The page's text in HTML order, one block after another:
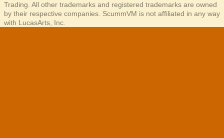
Trading. All other trademarks and registered trademarks are owned
by their respective companies. ScummVM is not affiliated in any way
with LucasArts, Inc.